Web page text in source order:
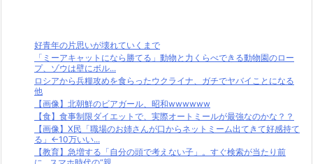
好青年の片思いが壊れていくまで
「ミーアキャットになら勝てる」動物と力くらべできる動物園のロー
プ、ゾウは壁にボル...
ロシアから兵糧攻めを食らったウクライナ、ガチでヤバイことになる
他
【画像】北朝鮮のビアガール、昭和wwwwww
【食】食事制限ダイエットで、実際オートミールが最強なのかな？？
【画像】X民「職場のお姉さんが口からネットミーム出てきて好感持て
る」←10万いい...
【教育】急増する「自分の頭で考えない子」。すぐ検索が当たり前